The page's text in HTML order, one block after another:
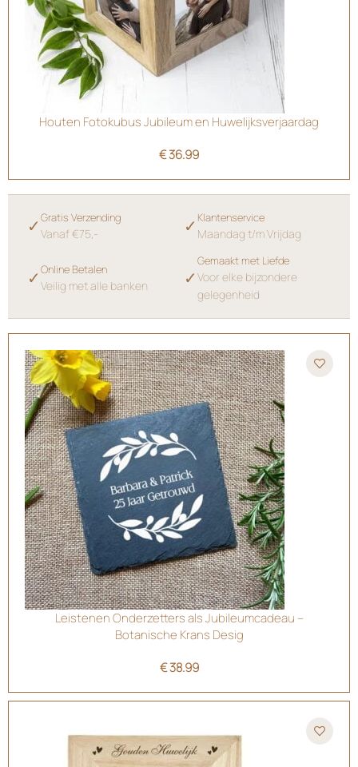
Houten Fotokubus Jubileum en Huwelijksverjaardag
€36.99
✓ Gratis Verzending
Vanaf €75,- ✓ Klantenservice
Maandag t/m Vrijdag
✓ Online Betalen
Veilig met alle banken ✓
Gemaakt met Liefde
Voor elke bijzondere
gelegenheid
Leistenen Onderzetters als Jubileumcadeau –
Botanische Krans Desig
€38.99